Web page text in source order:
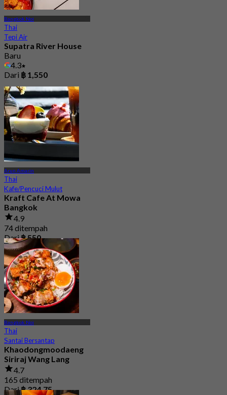
Bangkok Noi
Thai
Tepi Air
Supatra River House
Baru
4.3
Dari ฿ 1,550
Arun Amarin
Thai
Kafe/Pencuci Mulut
Kraft Cafe At Mowa
Bangkok
4.9
74 ditempah
Dari฿ 550
Bangkok Noi
Thai
Santai Bersantap
Khaodongmoodaeng
Siriraj Wang Lang
4.7
165 ditempah
Dari฿ 324.75